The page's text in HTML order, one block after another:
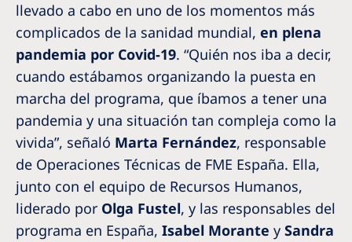
llevado a cabo en uno de los momentos más
complicados de la sanidad mundial, en plena
pandemia por Covid-19. “Quién nos iba a decir,
cuando estábamos organizando la puesta en
marcha del programa, que íbamos a tener una
pandemia y una situación tan compleja como la
vivida”, señaló Marta Fernández, responsable
de Operaciones Técnicas de FME España. Ella,
junto con el equipo de Recursos Humanos,
liderado por Olga Fustel, y las responsables del
programa en España, Isabel Morante y Sandra